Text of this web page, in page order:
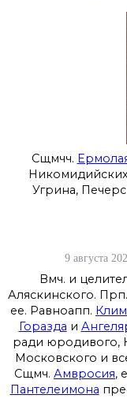
Сщмчч.
Угрина,
9 августа
Вмч. и
Аляскинского. Прп.
ее. Равноапп.
Горазда и
ради юродивого,
Московского и
Сщмч. Амвросия,
Пантелеимона